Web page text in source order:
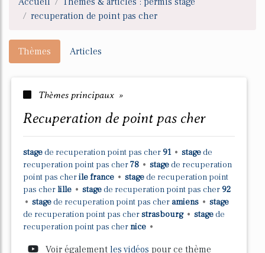
recuperation de point pas cher
Thèmes Articles
Thèmes principaux »
recuperation de point pas cher
stagede recuperation point pas cher91 • stagede
recuperation point pas cher78 • stagede recuperation
point pas cherile france • stagede recuperation point
pas cherlille • stagede recuperation point pas cher92
• stagede recuperation point pas cher amiens • stage
de recuperation point pas cherstrasbourg • stagede
recuperation point pas chernice •
Voir également les vidéos pour ce thème